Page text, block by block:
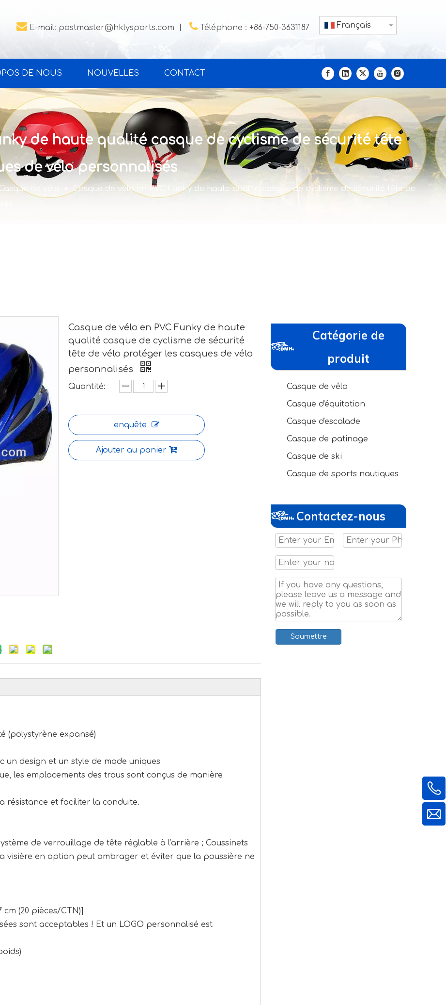
 E-mail: postmaster@hklysports.com  Téléphone : +86-750-3631187 Français
DE NOUS NOUVELLES CONTACT
de haute qualité casque de cyclisme de sécurité tête
de vélo personnalisés
de vélo
Casque de vélo en PVC Funky de haute qualité casque de cyclisme de sécurité tête de
Casque de vélo en PVC Funky de haute
qualité casque de cyclisme de sécurité
tête de vélo protéger les casques de vélo
personnalisés
Quantité:
enquête
Ajouter au panier
(polystyrène expansé)
un design et un style de mode uniques
les emplacements des trous sont conçus de manière
résistance et faciliter la conduite.
de verrouillage de tête réglable à l'arrière ; Coussinets
visière en option peut ombrager et éviter que la poussière ne
cm (20 pièces/CTN)]
sont acceptables ! Et un LOGO personnalisé est
Catégorie de
produit
Casque de vélo
Casque d'équitation
Casque d'escalade
Casque de patinage
Casque de ski
Casque de sports nautiques
Contactez-nous
Soumettre